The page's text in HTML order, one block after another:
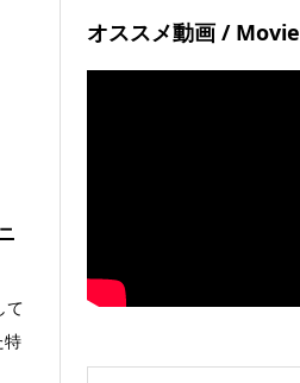
て
特
オススメ動画 / Movie